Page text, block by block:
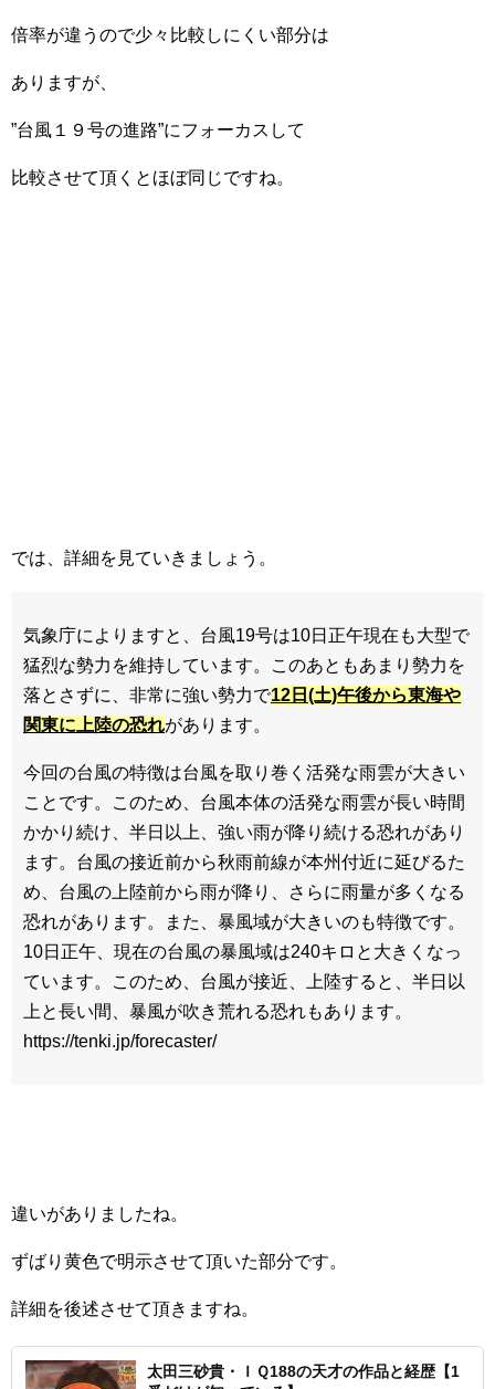
倍率が違うので少々比較しにくい部分は
ありますが、
”台風１９号の進路”にフォーカスして
比較させて頂くとほぼ同じですね。
では、詳細を見ていきましょう。
気象庁によりますと、台風19号は10日正午現在も大型で
猛烈な勢力を維持しています。このあともあまり勢力を
落とさずに、非常に強い勢力で12日(土)午後から東海や
関東に上陸の恐れがあります。
今回の台風の特徴は台風を取り巻く活発な雨雲が大きい
ことです。このため、台風本体の活発な雨雲が長い時間
かかり続け、半日以上、強い雨が降り続ける恐れがあり
ます。台風の接近前から秋雨前線が本州付近に延びるた
め、台風の上陸前から雨が降り、さらに雨量が多くなる
恐れがあります。また、暴風域が大きいのも特徴です。
10日正午、現在の台風の暴風域は240キロと大きくなっ
ています。このため、台風が接近、上陸すると、半日以
上と長い間、暴風が吹き荒れる恐れもあります。
https://tenki.jp/forecaster/
違いがありましたね。
ずばり黄色で明示させて頂いた部分です。
詳細を後述させて頂きますね。
太田三砂貴・ＩＱ188の天才の作品と経歴【1